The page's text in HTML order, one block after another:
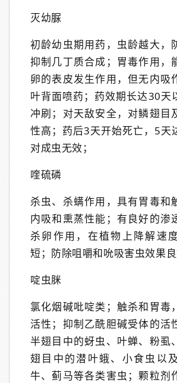
灭幼脲
初龄幼虫期用药，虫龄越大，
抑制几丁质合成；胃毒作用，
卵的表皮发生作用，但无内吸
叶背面喷药；药效期长达30天
冲刷；对天敌安全，对鳞翅目
性高；药后3天开始死亡，5天
对成虫无效；
喹硫磷
杀虫、杀螨作用，具有胃毒和
内吸和熏蒸性能；有良好的渗
杀卵作用，在植物上降解速
短；防除咀嚼和吮吸害虫效果
啶虫脒
氯化烟碱吡啶类；触杀和胃毒
活性；抑制乙酰胆碱受体的活
半翅目中的蚜虫、叶蝉、粉虱
翅目中的潜叶蛾、小食虫以
牛、蓟马等各类害虫；颗粒剂